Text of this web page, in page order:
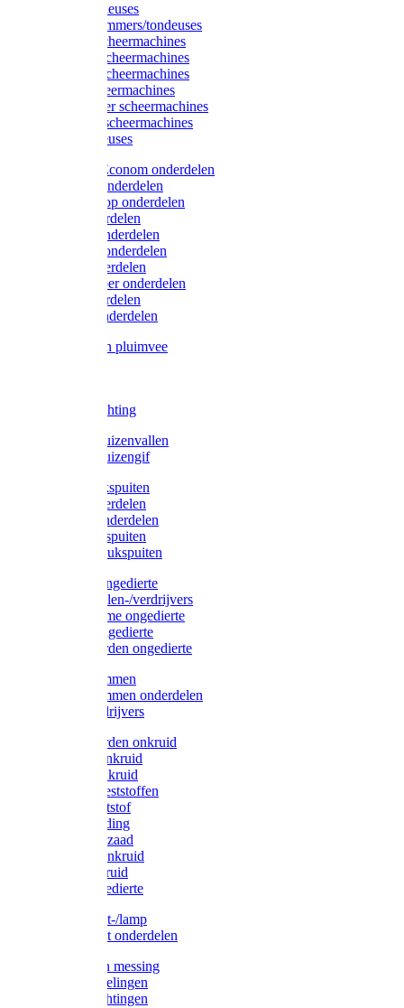
Moser tondeuses
Overige trimmers/tondeuses
Heiniger scheermachines
Hauptner scheermachines
Aesculap scheermachines
Liscop scheermachines
FarmClipper scheermachines
Constanta scheermachines
Wahl tondeuses
Aesculap/Econom onderdelen
Hauptner onderdelen
Lister/Liscop onderdelen
Eider onderdelen
Heiniger onderdelen
Constanta onderdelen
Moser onderdelen
Farm Clipper onderdelen
Oster onderdelen
TailWell onderdelen
Voerbakken pluimvee
LED verlichting
Ratten / Muizenvallen
Ratten / Muizengif
Gloria drukspuiten
Gloria onderdelen
Gardena onderdelen
Dario drukspuiten
Gardena drukspuiten
Diversen ongedierte
Insectenvallen-/verdrijvers
Protect Home ongedierte
Solabiol ongedierte
Protect Garden ongedierte
Mollenklemmen
Mollenklemmen onderdelen
Mollenverdrijvers
Protect Garden onkruid
Diversen onkruid
Solabiol onkruid
Solabiol meststoffen
Pokon meststof
Pokon voeding
Pokon graszaad
Roundup onkruid
Pokon onkruid
Pokon ongedierte
Vliegenkast-/lamp
Vliegenkast onderdelen
Zuigkorven messing
Geka koppelingen
Geka afdichtingen